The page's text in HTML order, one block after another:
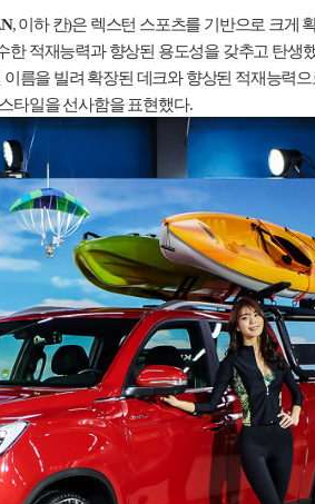
,이하 칸)은 렉스턴 스포츠를 기반으로 크게
한 적재능력과 향상된 용도성을 갖추고 탄생
름을 빌려 확장된 데크와 향상된 적재능력
타일을 선사함을 표현했다.